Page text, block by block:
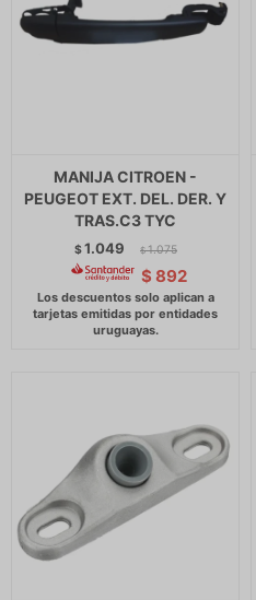
MANIJA CITROEN -
PEUGEOT EXT. DEL. DER. Y
TRAS.C3 TYC
$1.049 $ 1.075
$ 892